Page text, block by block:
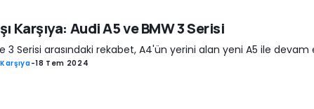
Karşıya: Audi A5 ve BMW 3 Serisi
3 Serisi arasındaki rekabet, A4'ün yerini alan yeni A5 ile devam
-18 Tem 2024